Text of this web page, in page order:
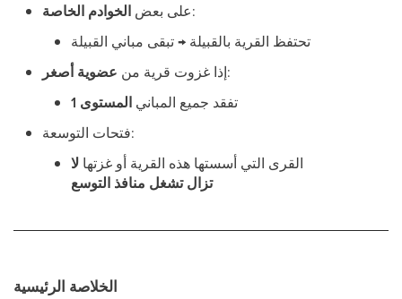
على بعض الخوادم الخاصة
:
تحتفظ القرية بالقبيلة → تبقى مباني القبيلة
إذا غزوت قرية من عضوية أصغر
:
تفقد جميع المباني المستوى 1
فتحات التوسعة:
القرى التي أسستها هذه القرية أو غزتها لا
تزال تشغل منافذ التوسع
الخلاصة الرئيسية